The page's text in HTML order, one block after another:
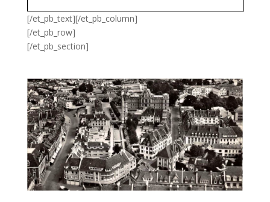
[/et_pb_text][/et_pb_column]
[/et_pb_row]
[/et_pb_section]